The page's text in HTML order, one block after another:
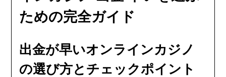
ための完全ガイド
出金が早いオンラインカジノ
の選び方とチェックポイント